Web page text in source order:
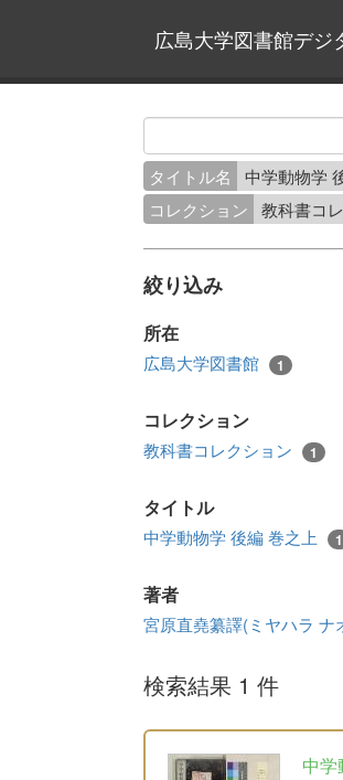
広島大学図書館デジ
タイトル名 中学動物学
コレクション
教科書コ
絞り込み
所在
広島大学図書館 1
コレクション
教科書コレクション 1
タイトル
中学動物学 後編 巻之上 1
著者
宮原直堯纂譯(ミヤハラ ナ
検索結果 1 件
中学